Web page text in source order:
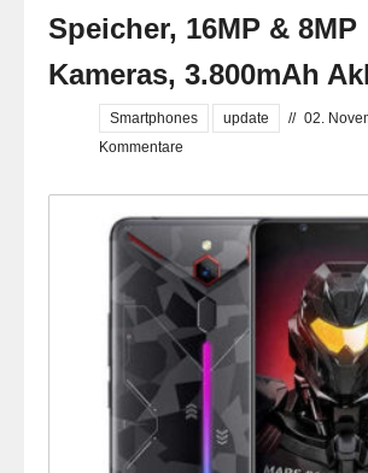
Speicher, 16MP & 8MP
Kameras, 3.800mAh
Smartphones update // 02.
Kommentare